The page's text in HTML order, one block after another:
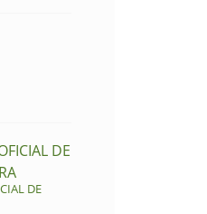
DE
DE